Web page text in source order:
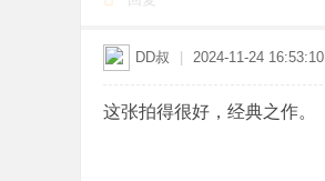
DD叔 2024-11-24 16:53:10
这张拍得很好，经典之作。